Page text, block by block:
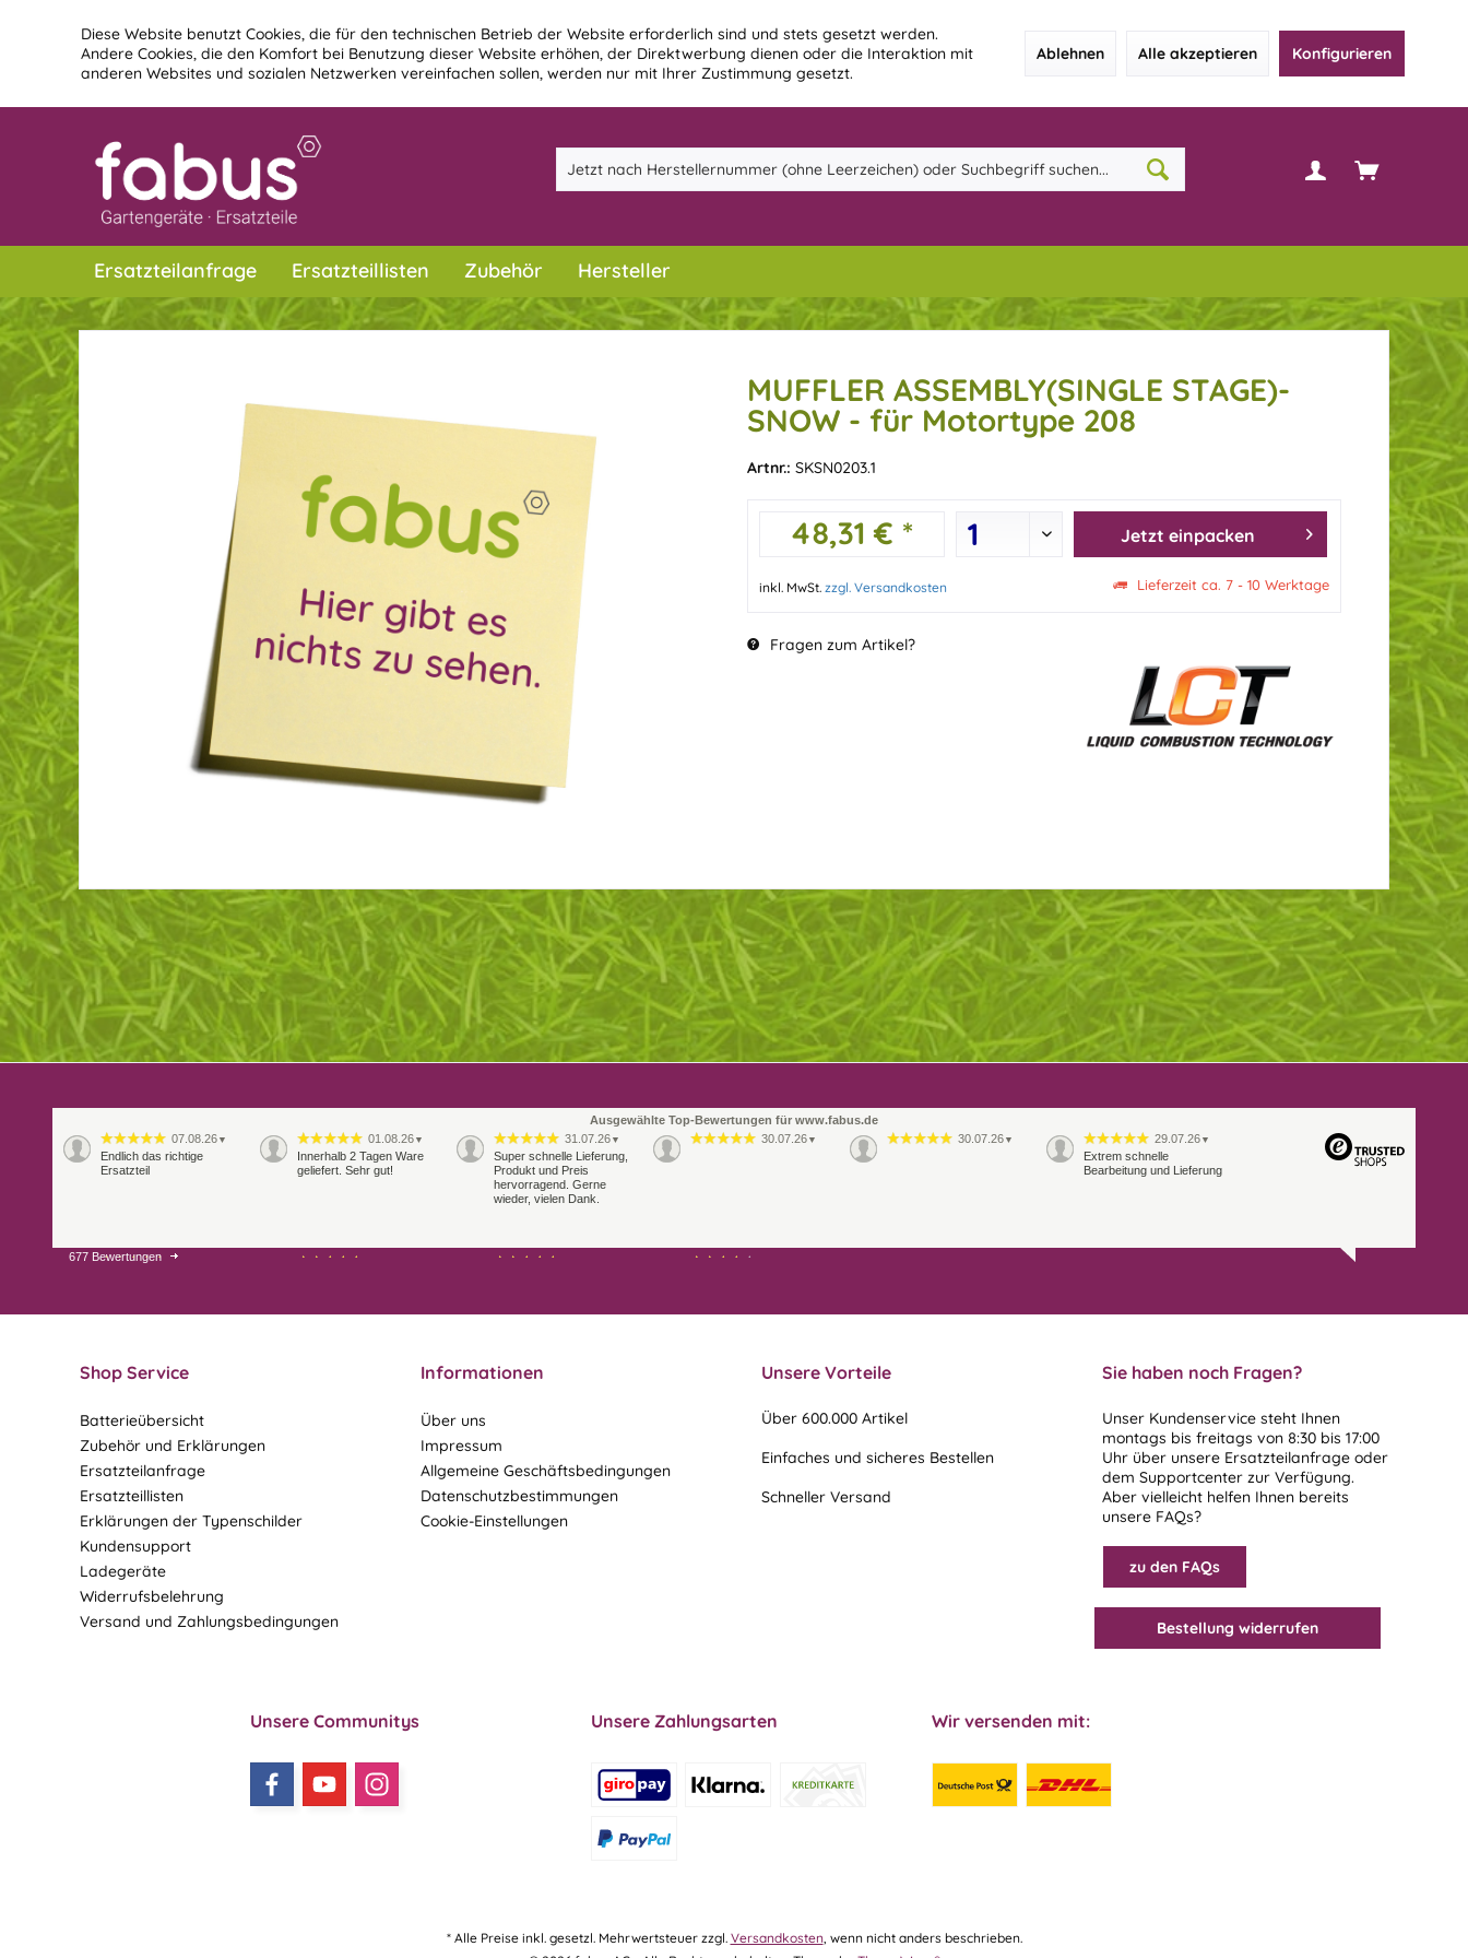
Diese Website benutzt Cookies, die für den technischen Betrieb der Website erforderlich sind und stets gesetzt werden.
Andere Cookies, die den Komfort bei Benutzung dieser Website erhöhen, der Direktwerbung dienen oder die Interaktion mit
anderen Websites und sozialen Netzwerken vereinfachen sollen, werden nur mit Ihrer Zustimmung gesetzt.
Ablehnen Alle akzeptieren Konfigurieren
Ersatzteilanfrage Ersatzteillisten Zubehör Hersteller
MUFFLER ASSEMBLY(SINGLE STAGE)-
SNOW - für Motortype 208
Artnr.: SKSN0203.1
48,31 € * Jetzt einpacken
inkl. MwSt. zzgl. Versandkosten Lieferzeit ca. 7 - 10 Werktage
Fragen zum Artikel?
Ausgewählte Top-Bewertungen für www.fabus.de
07.08.26 ▼
Endlich das richtige
Ersatzteil
01.08.26 ▼
Innerhalb 2 Tagen Ware
geliefert. Sehr gut!
31.07.26 ▼
Super schnelle Lieferung,
Produkt und Preis
hervorragend. Gerne
wieder, vielen Dank.
30.07.26 ▼ 30.07.26 ▼ 29.07.26 ▼
Extrem schnelle
Bearbeitung und Lieferung
28.07.26
677 Bewertungen
Shop Service
Batterieübersicht
Zubehör und Erklärungen
Ersatzteilanfrage
Ersatzteillisten
Erklärungen der Typenschilder
Kundensupport
Ladegeräte
Widerrufsbelehrung
Versand und Zahlungsbedingungen
Informationen
Über uns
Impressum
Allgemeine Geschäftsbedingungen
Datenschutzbestimmungen
Cookie-Einstellungen
Unsere Vorteile
Über 600.000 Artikel
Einfaches und sicheres Bestellen
Schneller Versand
Sie haben noch Fragen?
Unser Kundenservice steht Ihnen
montags bis freitags von 8:30 bis 17:00
Uhr über unsere Ersatzteilanfrage oder
dem Supportcenter zur Verfügung.
Aber vielleicht helfen Ihnen bereits
unsere FAQs?
zu den FAQs
Bestellung widerrufen
Unsere Communitys Unsere Zahlungsarten Wir versenden mit:
* Alle Preise inkl. gesetzl. Mehrwertsteuer zzgl. Versandkosten, wenn nicht anders beschrieben.